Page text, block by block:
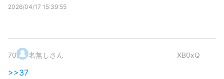
2026/04/17 15:39:55
70. 名無しさん XB0xQ
>>37